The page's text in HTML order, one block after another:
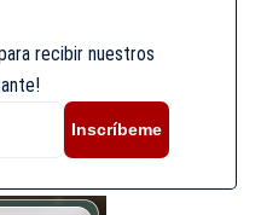
recibir nuestros
Inscríbeme